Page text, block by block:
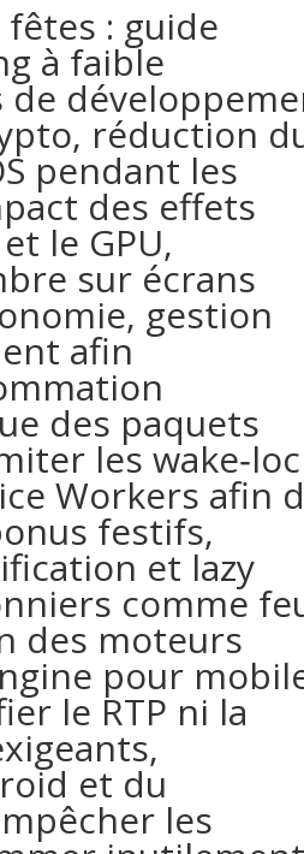
: guide
à faible
de
réduction
pendant les
des effets
le GPU,
sur écrans
gestion
afin
des paquets
les
Workers afin
festifs,
et lazy
comme
des moteurs
pour
le RTP ni la
et du
les